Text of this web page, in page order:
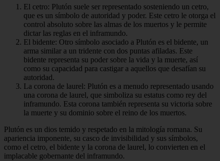
El cetro: Plutón suele ser representado sosteniendo un cetro,
que es un símbolo de autoridad y poder. Este cetro le otorga el
control absoluto sobre las almas de los muertos y le permite
dictar las reglas en el inframundo.
El bidente: Otro símbolo asociado a Plutón es el bidente, un
arma similar a un tridente con dos puntas afiladas. Este
bidente representa su poder sobre la vida y la muerte, así
como su capacidad para castigar a aquellos que desafían su
autoridad.
La corona de laurel: Plutón es a menudo representado usando
una corona de laurel, que simboliza su estatus como rey del
inframundo. Esta corona también representa su victoria sobre
la muerte y su dominio sobre el reino de los muertos.
Plutón es un dios temido y respetado en la mitología romana. Su
apariencia imponente, su casco de invisibilidad y sus símbolos,
como el cetro, el bidente y la corona de laurel, lo convierten en el
implacable gobernante del inframundo.